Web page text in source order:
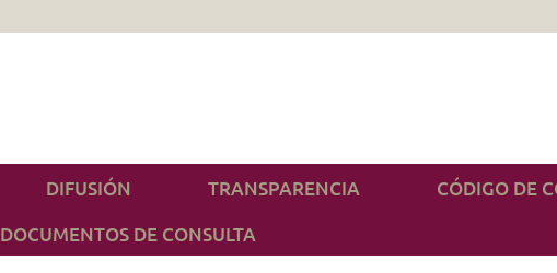
DIFUSIÓN TRANSPARENCIA CÓDIGO DE
DOCUMENTOS DE CONSULTA